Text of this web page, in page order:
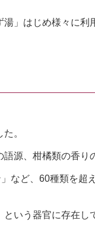
」はじめ様々に利
。
源、柑橘類の香り
など、60種類を超
いう器官に存在し